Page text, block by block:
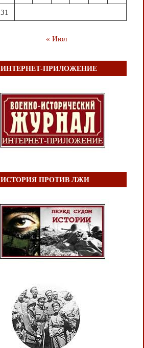
31
« Июл
ИНТЕРНЕТ-ПРИЛОЖЕНИЕ
ИСТОРИЯ ПРОТИВ ЛЖИ